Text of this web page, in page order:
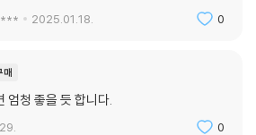
2025.01.18. 0
매
엄청 좋을 듯 합니다.
0